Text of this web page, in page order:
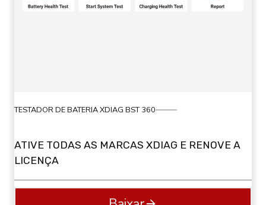
TESTADOR DE BATERIA XDIAG BST 360
ATIVE TODAS AS MARCAS XDIAG E RENOVE A
LICENÇA